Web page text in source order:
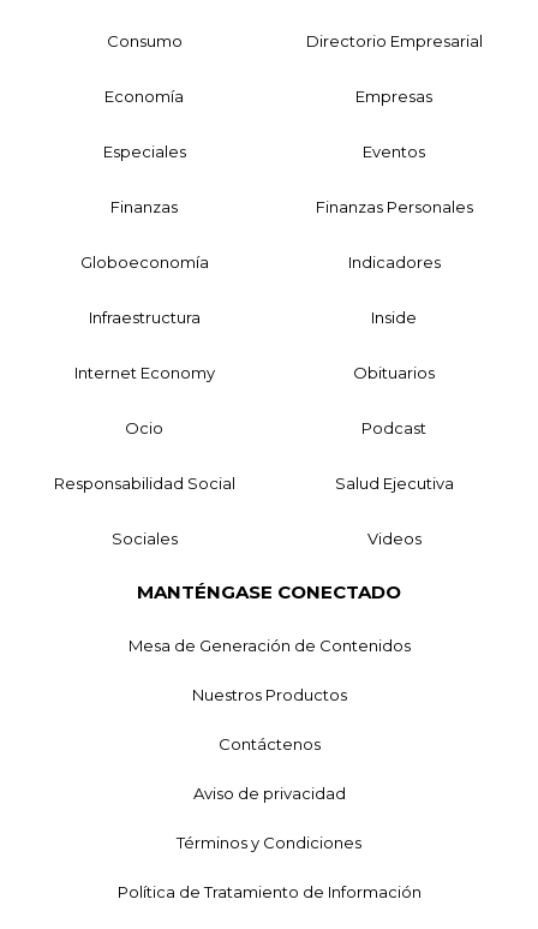
Consumo Directorio Empresarial
Economía Empresas
Especiales Eventos
Finanzas Finanzas Personales
Globoeconomía Indicadores
Infraestructura Inside
Internet Economy Obituarios
Ocio Podcast
Responsabilidad Social Salud Ejecutiva
Sociales Videos
MANTÉNGASE CONECTADO
Mesa de Generación de Contenidos
Nuestros Productos
Contáctenos
Aviso de privacidad
Términos y Condiciones
Política de Tratamiento de Información